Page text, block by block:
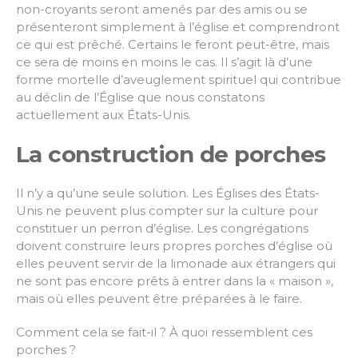
non-croyants seront amenés par des amis ou se
présenteront simplement à l’église et comprendront
ce qui est prêché. Certains le feront peut-être, mais
ce sera de moins en moins le cas. Il s’agit là d’une
forme mortelle d’aveuglement spirituel qui contribue
au déclin de l’Église que nous constatons
actuellement aux États-Unis.
La construction de porches
Il n’y a qu’une seule solution. Les Églises des États-
Unis ne peuvent plus compter sur la culture pour
constituer un perron d’église. Les congrégations
doivent construire leurs propres porches d’église où
elles peuvent servir de la limonade aux étrangers qui
ne sont pas encore prêts à entrer dans la « maison »,
mais où elles peuvent être préparées à le faire.
Comment cela se fait-il ? À quoi ressemblent ces
porches ?